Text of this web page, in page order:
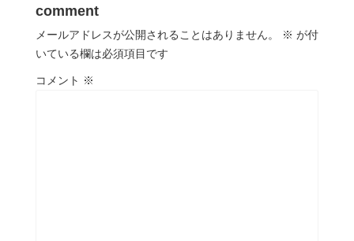
comment
メールアドレスが公開されることはありません。 ※ が付
いている欄は必須項目です
コメント ※